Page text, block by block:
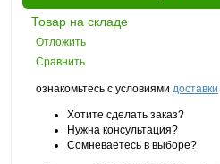
Товар на складе
Отложить
Сравнить
ознакомьтесь с условиями доставки
Хотите сделать заказ?
Нужна консультация?
Сомневаетесь в выборе?